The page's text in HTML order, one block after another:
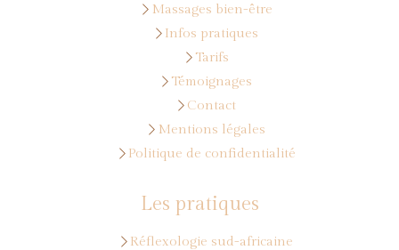
Massages bien-être
Infos pratiques
Tarifs
Témoignages
Contact
Mentions légales
Politique de confidentialité
Les pratiques
Réflexologie sud-africaine